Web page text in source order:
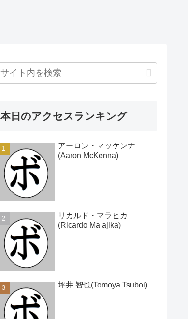
本日のアクセスランキング
アーロン・マッケンナ
(Aaron McKenna)
リカルド・マラヒカ
(Ricardo Malajika)
坪井 智也(Tomoya Tsuboi)